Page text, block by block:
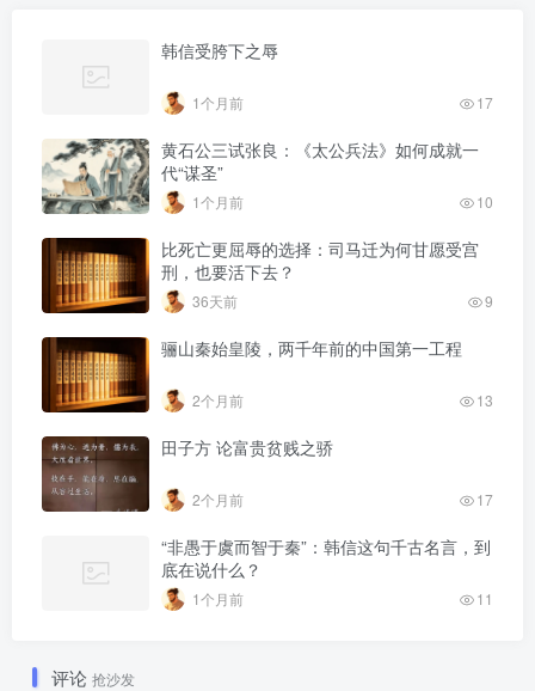
韩信受胯下之辱
1个月前 17
黄石公三试张良：《太公兵法》如何成就一
代“谋圣”
1个月前 10
比死亡更屈辱的选择：司马迁为何甘愿受宫
刑，也要活下去？
36天前 9
骊山秦始皇陵，两千年前的中国第一工程
2个月前 13
田子方 论富贵贫贱之骄
2个月前 17
“非愚于虞而智于秦”：韩信这句千古名言，到
底在说什么？
1个月前 11
评论 抢沙发